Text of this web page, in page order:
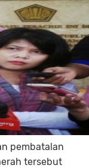
pembatalan
tersebut